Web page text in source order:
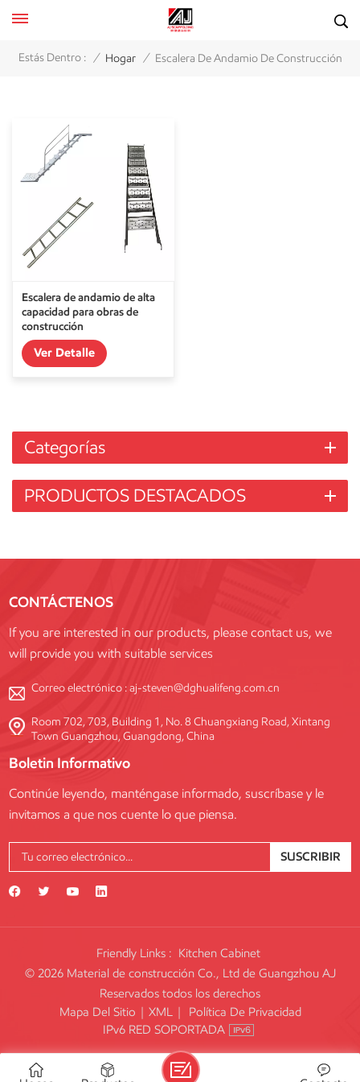
Estás Dentro : / Hogar / Escalera De Andamio De Construcción
Escalera de andamio de alta
capacidad para obras de
construcción
Ver Detalle
Categorías
PRODUCTOS DESTACADOS
CONTÁCTENOS
If you are interested in our products, please contact us, we
will provide you with suitable services
Correo electrónico :aj-steven@dghualifeng.com.cn
Room 702, 703, Building 1, No. 8 Chuangxiang Road, Xintang
Town Guangzhou, Guangdong, China
Boletin Informativo
Continúe leyendo, manténgase informado, suscríbase y le
invitamos a que nos cuente lo que piensa.
SUSCRIBIR
Friendly Links : Kitchen Cabinet
© 2026 Material de construcción Co., Ltd de Guangzhou AJ
Reservados todos los derechos
Mapa Del Sitio | XML |
Política De Privacidad
IPv6 RED SOPORTADA